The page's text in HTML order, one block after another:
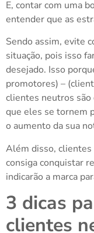
E, contar com uma
entender que as
Sendo assim, evite
situação, pois isso
desejado. Isso
promotores) –
clientes neutros são
que eles se tornem
o aumento da sua
Além disso, clientes
consiga conquistar
indicarão a marca
3 dicas
clientes